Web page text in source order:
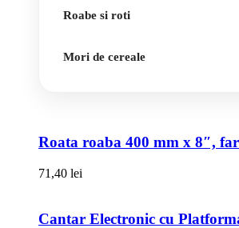
Roabe si roti
Mori de cereale
Roata roaba 400 mm x 8″,
71,40 lei
Cantar Electronic cu